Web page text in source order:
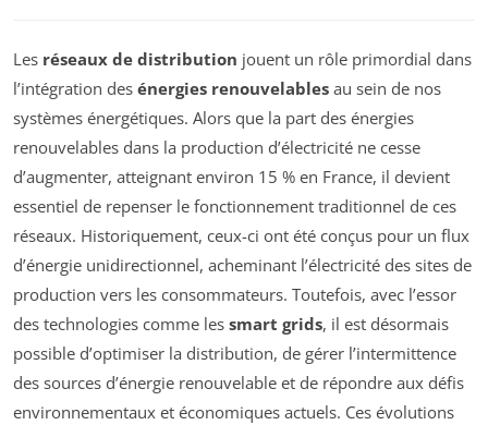
Les réseaux de distribution jouent un rôle primordial dans
l’intégration des énergies renouvelables au sein de nos
systèmes énergétiques. Alors que la part des énergies
renouvelables dans la production d’électricité ne cesse
d’augmenter, atteignant environ 15 % en France, il devient
essentiel de repenser le fonctionnement traditionnel de ces
réseaux. Historiquement, ceux-ci ont été conçus pour un flux
d’énergie unidirectionnel, acheminant l’électricité des sites de
production vers les consommateurs. Toutefois, avec l’essor
des technologies comme les smart grids, il est désormais
possible d’optimiser la distribution, de gérer l’intermittence
des sources d’énergie renouvelable et de répondre aux défis
environnementaux et économiques actuels. Ces évolutions